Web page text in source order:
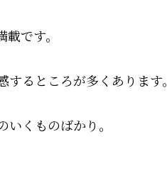
です。
るところが多くあります。
くものばかり。